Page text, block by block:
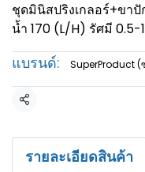
ชุดมินิสปริงเกลอร์+ขา
น้ำ 170 (L/H) รัศมี 0.5-
แบรนด์: SuperProduct (
แชร์
รายละเอียดสินค้า